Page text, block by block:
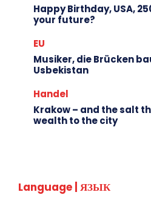
Happy Birthday, USA,
your future?
EU
Musiker, die Brücken
Usbekistan
Handel
Krakow – and the salt
wealth to the city
Language | ЯЗЫК